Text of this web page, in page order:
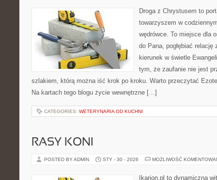
Droga z Chrystusem to
towarzyszem w
wędrówce. To miejsce dla
do Pana, pogłębiać
kierunek w świetle
tym, że zaufanie nie jest
szlakiem, którą można iść krok po kroku. Warto przeczytać
Na kartach tego blogu życie wewnętrzne […]
CATEGORIES: WETERYNARIA OD KUCHNI
RASY KONI
POSTED BY ADMIN STY - 30 - 2026 MOŻLIWOŚĆ
Ikarion.pl to dynamiczna